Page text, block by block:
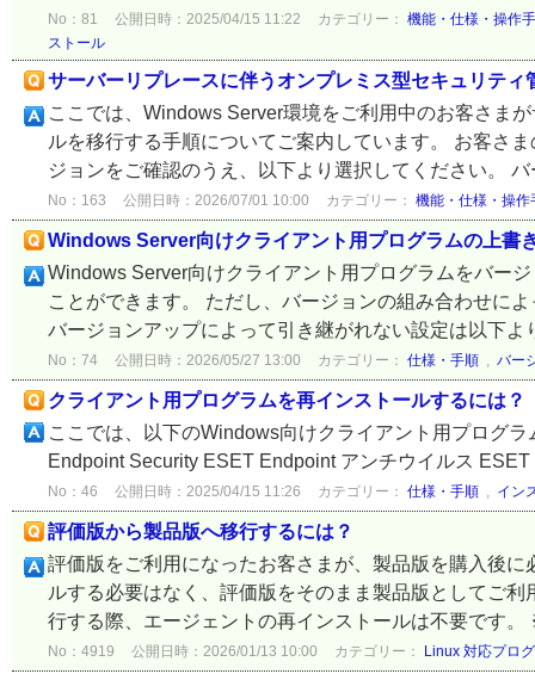
No：81 公開日時：2025/04/15 11:22 カテゴリー： 機能・仕様・操作
ストール
サーバーリプレースに伴うオンプレミス型セキュリティ
ここでは、Windows Server環境をご利用中のお客さま
ルを移行する手順についてご案内しています。 お客さ
ジョンをご確認のうえ、以下より選択してください。
No：163 公開日時：2026/07/01 10:00 カテゴリー： 機能・仕様・操作
Windows Server向けクライアント用プログラムの上書
Windows Server向けクライアント用プログラムをバー
ことができます。 ただし、バージョンの組み合わせに
バージョンアップによって引き継がれない設定は以下よ
No：74 公開日時：2026/05/27 13:00 カテゴリー： 仕様・手順 , バー
クライアント用プログラムを再インストールするには？
ここでは、以下のWindows向けクライアント用プログ
Endpoint Security ESET Endpoint アンチウイルス
No：46 公開日時：2025/04/15 11:26 カテゴリー： 仕様・手順 , イン
評価版から製品版へ移行するには？
評価版をご利用になったお客さまが、製品版を購入後
ルする必要はなく、評価版をそのまま製品版としてご
行する際、エージェントの再インストールは不要です
No：4919 公開日時：2026/01/13 10:00 カテゴリー： Linux 対応プロ